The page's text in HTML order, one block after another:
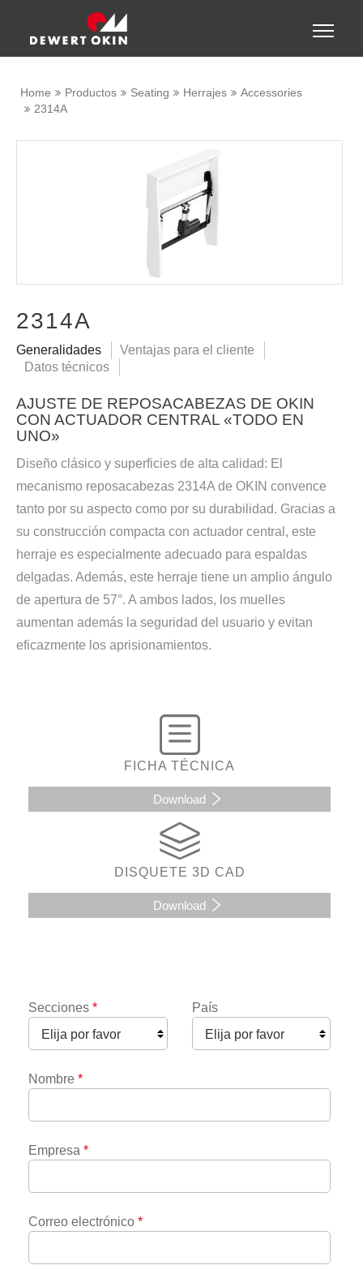
Toggle
Home Productos Seating Herrajes
Accessories
2314A
2314A
Generalidades
Ventajas para el cliente
Datos técnicos
AJUSTE DE REPOSACABEZAS DE OKIN
CON ACTUADOR CENTRAL «TODO EN
UNO»
Diseño clásico y superficies de alta calidad: El
mecanismo reposacabezas 2314A de OKIN convence
tanto por su aspecto como por su durabilidad. Gracias a
su construcción compacta con actuador central, este
herraje es especialmente adecuado para espaldas
delgadas. Además, este herraje tiene un amplio ángulo
de apertura de 57°. A ambos lados, los muelles
aumentan además la seguridad del usuario y evitan
eficazmente los aprisionamientos.
FICHA TÉCNICA
Download
DISQUETE 3D CAD
Download
Secciones * País
Nombre *
Empresa *
Correo electrónico *